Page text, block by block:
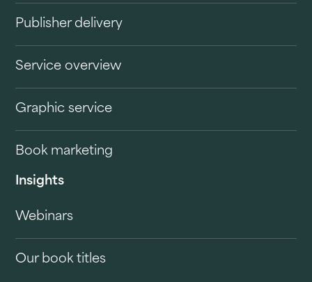
Publisher delivery
Service overview
Graphic service
Book marketing
Insights
Webinars
Our book titles